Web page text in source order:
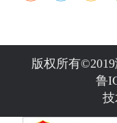
版权所有
鲁